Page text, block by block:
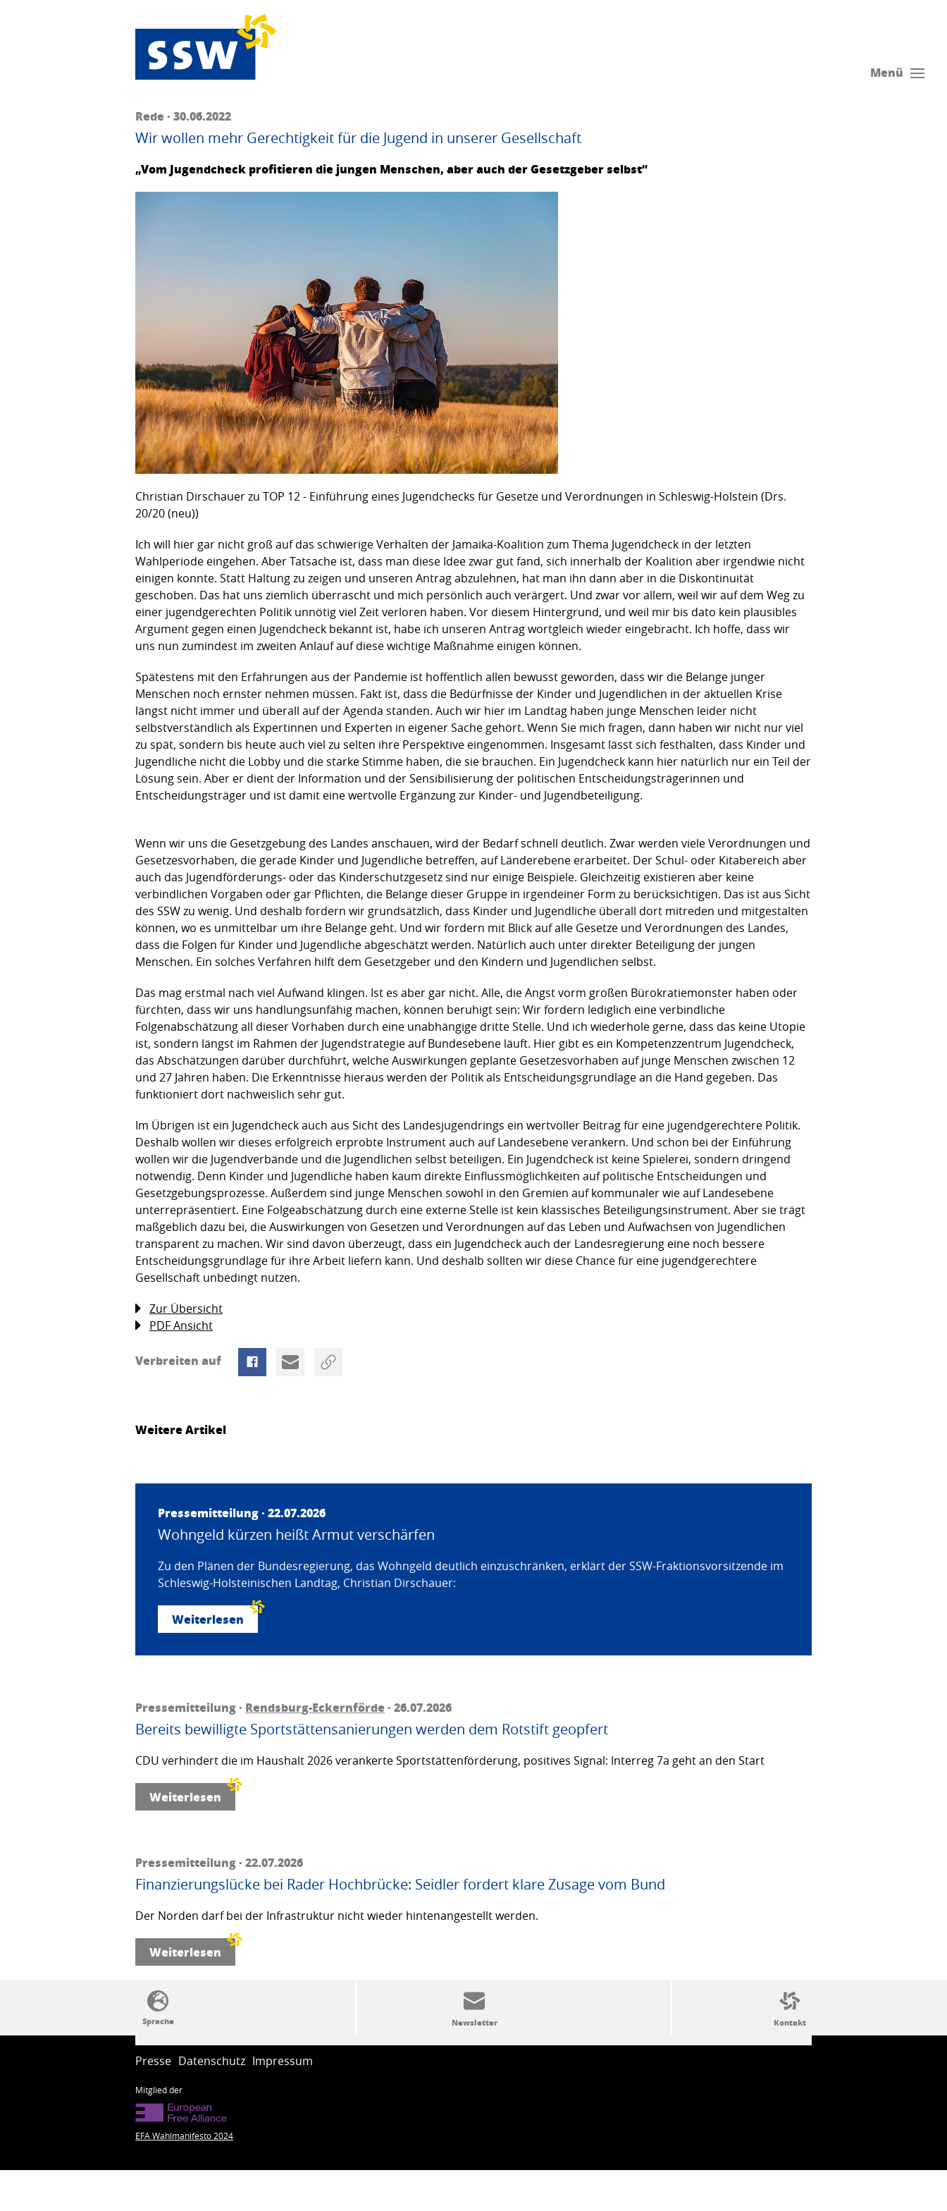
Menü
Rede · 30.06.2022
Wir wollen mehr Gerechtigkeit für die Jugend in unserer Gesellschaft
„Vom Jugendcheck profitieren die jungen Menschen, aber auch der Gesetzgeber selbst“
Christian Dirschauer zu TOP 12 - Einführung eines Jugendchecks für Gesetze und Verordnungen in Schleswig-Holstein (Drs.
20/20 (neu))
Ich will hier gar nicht groß auf das schwierige Verhalten der Jamaika-Koalition zum Thema Jugendcheck in der letzten
Wahlperiode eingehen. Aber Tatsache ist, dass man diese Idee zwar gut fand, sich innerhalb der Koalition aber irgendwie nicht
einigen konnte. Statt Haltung zu zeigen und unseren Antrag abzulehnen, hat man ihn dann aber in die Diskontinuität
geschoben. Das hat uns ziemlich überrascht und mich persönlich auch verärgert. Und zwar vor allem, weil wir auf dem Weg zu
einer jugendgerechten Politik unnötig viel Zeit verloren haben. Vor diesem Hintergrund, und weil mir bis dato kein plausibles
Argument gegen einen Jugendcheck bekannt ist, habe ich unseren Antrag wortgleich wieder eingebracht. Ich hoffe, dass wir
uns nun zumindest im zweiten Anlauf auf diese wichtige Maßnahme einigen können.
Spätestens mit den Erfahrungen aus der Pandemie ist hoffentlich allen bewusst geworden, dass wir die Belange junger
Menschen noch ernster nehmen müssen. Fakt ist, dass die Bedürfnisse der Kinder und Jugendlichen in der aktuellen Krise
längst nicht immer und überall auf der Agenda standen. Auch wir hier im Landtag haben junge Menschen leider nicht
selbstverständlich als Expertinnen und Experten in eigener Sache gehört. Wenn Sie mich fragen, dann haben wir nicht nur viel
zu spät, sondern bis heute auch viel zu selten ihre Perspektive eingenommen. Insgesamt lässt sich festhalten, dass Kinder und
Jugendliche nicht die Lobby und die starke Stimme haben, die sie brauchen. Ein Jugendcheck kann hier natürlich nur ein Teil der
Lösung sein. Aber er dient der Information und der Sensibilisierung der politischen Entscheidungsträgerinnen und
Entscheidungsträger und ist damit eine wertvolle Ergänzung zur Kinder- und Jugendbeteiligung.
Wenn wir uns die Gesetzgebung des Landes anschauen, wird der Bedarf schnell deutlich. Zwar werden viele Verordnungen und
Gesetzesvorhaben, die gerade Kinder und Jugendliche betreffen, auf Länderebene erarbeitet. Der Schul- oder Kitabereich aber
auch das Jugendförderungs- oder das Kinderschutzgesetz sind nur einige Beispiele. Gleichzeitig existieren aber keine
verbindlichen Vorgaben oder gar Pflichten, die Belange dieser Gruppe in irgendeiner Form zu berücksichtigen. Das ist aus Sicht
des SSW zu wenig. Und deshalb fordern wir grundsätzlich, dass Kinder und Jugendliche überall dort mitreden und mitgestalten
können, wo es unmittelbar um ihre Belange geht. Und wir fordern mit Blick auf alle Gesetze und Verordnungen des Landes,
dass die Folgen für Kinder und Jugendliche abgeschätzt werden. Natürlich auch unter direkter Beteiligung der jungen
Menschen. Ein solches Verfahren hilft dem Gesetzgeber und den Kindern und Jugendlichen selbst.
Das mag erstmal nach viel Aufwand klingen. Ist es aber gar nicht. Alle, die Angst vorm großen Bürokratiemonster haben oder
fürchten, dass wir uns handlungsunfähig machen, können beruhigt sein: Wir fordern lediglich eine verbindliche
Folgenabschätzung all dieser Vorhaben durch eine unabhängige dritte Stelle. Und ich wiederhole gerne, dass das keine Utopie
ist, sondern längst im Rahmen der Jugendstrategie auf Bundesebene läuft. Hier gibt es ein Kompetenzzentrum Jugendcheck,
das Abschätzungen darüber durchführt, welche Auswirkungen geplante Gesetzesvorhaben auf junge Menschen zwischen 12
und 27 Jahren haben. Die Erkenntnisse hieraus werden der Politik als Entscheidungsgrundlage an die Hand gegeben. Das
funktioniert dort nachweislich sehr gut.
Im Übrigen ist ein Jugendcheck auch aus Sicht des Landesjugendrings ein wertvoller Beitrag für eine jugendgerechtere Politik.
Deshalb wollen wir dieses erfolgreich erprobte Instrument auch auf Landesebene verankern. Und schon bei der Einführung
wollen wir die Jugendverbände und die Jugendlichen selbst beteiligen. Ein Jugendcheck ist keine Spielerei, sondern dringend
notwendig. Denn Kinder und Jugendliche haben kaum direkte Einflussmöglichkeiten auf politische Entscheidungen und
Gesetzgebungsprozesse. Außerdem sind junge Menschen sowohl in den Gremien auf kommunaler wie auf Landesebene
unterrepräsentiert. Eine Folgeabschätzung durch eine externe Stelle ist kein klassisches Beteiligungsinstrument. Aber sie trägt
maßgeblich dazu bei, die Auswirkungen von Gesetzen und Verordnungen auf das Leben und Aufwachsen von Jugendlichen
transparent zu machen. Wir sind davon überzeugt, dass ein Jugendcheck auch der Landesregierung eine noch bessere
Entscheidungsgrundlage für ihre Arbeit liefern kann. Und deshalb sollten wir diese Chance für eine jugendgerechtere
Gesellschaft unbedingt nutzen.
Zur Übersicht
PDF Ansicht
Verbreiten auf
Weitere Artikel
Pressemitteilung · 22.07.2026
Wohngeld kürzen heißt Armut verschärfen
Zu den Plänen der Bundesregierung, das Wohngeld deutlich einzuschränken, erklärt der SSW-Fraktionsvorsitzende im
Schleswig-Holsteinischen Landtag, Christian Dirschauer:
Weiterlesen
Pressemitteilung · Rendsburg-Eckernförde· 26.07.2026
Bereits bewilligte Sportstättensanierungen werden dem Rotstift geopfert
CDU verhindert die im Haushalt 2026 verankerte Sportstättenförderung, positives Signal: Interreg 7a geht an den Start
Weiterlesen
Pressemitteilung · 22.07.2026
Finanzierungslücke bei Rader Hochbrücke: Seidler fordert klare Zusage vom Bund
Der Norden darf bei der Infrastruktur nicht wieder hintenangestellt werden.
Weiterlesen
SSW-Politik von A bis Z
Presse Datenschutz Impressum
Mitglied der
EFA Wahlmanifesto 2024